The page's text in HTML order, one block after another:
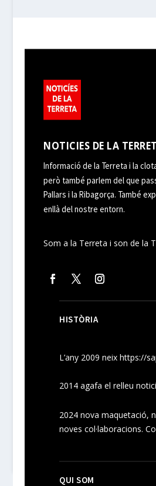
NOTICIES DE LA
Informació de la Terreta i la
però també parlem del que
Pallars i la Ribagorça. També
enllà del nostre entorn.
Som a la Terreta i son de la
HISTÒRIA
L’any 2009 neixhttps://
2014 agafa el relleu
2024nova maquetació,
novescol·laboracions.
QUI SOM